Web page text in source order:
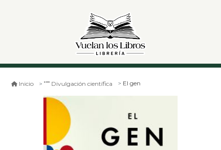
Inicio Divulgación científica El gen